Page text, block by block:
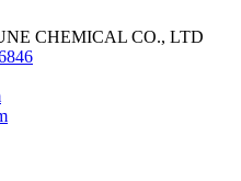
CHEMICAL CO., LTD